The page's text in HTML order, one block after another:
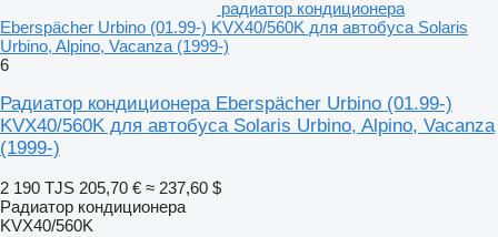
радиатор кондиционера
Eberspächer Urbino (01.99-) KVX40/560K для автобуса Solaris
Urbino, Alpino, Vacanza (1999-)
6
Радиатор кондиционера Eberspächer Urbino (01.99-)
KVX40/560K для автобуса Solaris Urbino, Alpino, Vacanza
(1999-)
2 190 TJS 205,70 € ≈ 237,60 $
Радиатор кондиционера
KVX40/560K